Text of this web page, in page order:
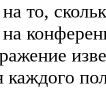
то,
каждого